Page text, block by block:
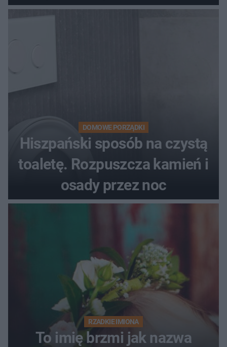
DOMOWE PORZĄDKI
Hiszpański sposób na czystą
toaletę. Rozpuszcza kamień i
osady przez noc
RZADKIE IMIONA
To imię brzmi jak nazwa